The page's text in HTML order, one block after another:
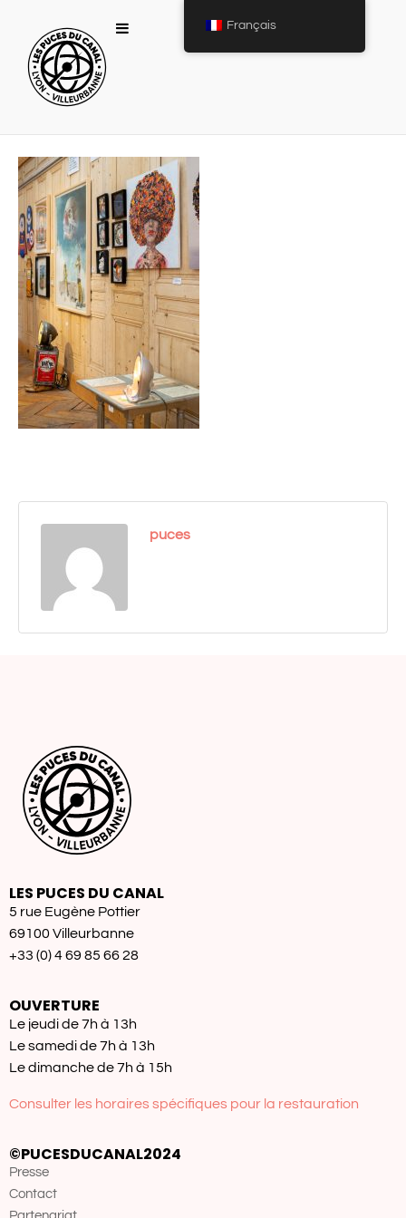
puces
LES PUCES DU CANAL
5 rue Eugène Pottier
69100 Villeurbanne
+33 (0) 4 69 85 66 28
OUVERTURE
Le jeudi de 7h à 13h
Le samedi de 7h à 13h
Le dimanche de 7h à 15h
Consulter les horaires spécifiques pour la restauration
©PUCESDUCANAL2024
Presse
Contact
Français